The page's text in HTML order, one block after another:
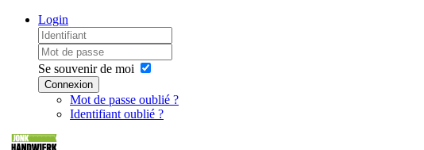
Login
Se souvenir de moi
Connexion
Mot de passe oublié ?
Identifiant oublié ?